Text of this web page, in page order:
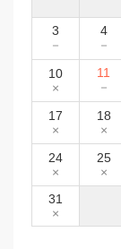
3
－
4
－
10
×
11
－
17
×
18
×
24
×
25
×
31
×